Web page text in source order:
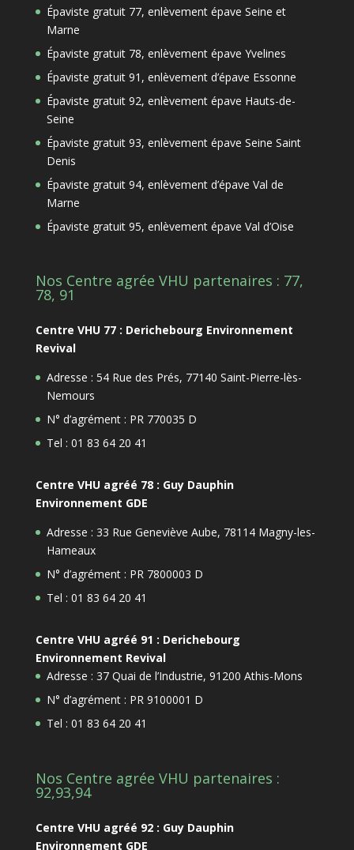
Épaviste gratuit 77, enlèvement épave Seine et
Marne
Épaviste gratuit 78, enlèvement épave Yvelines
Épaviste gratuit 91, enlèvement d’épave Essonne
Épaviste gratuit 92, enlèvement épave Hauts-de-
Seine
Épaviste gratuit 93, enlèvement épave Seine Saint
Denis
Épaviste gratuit 94, enlèvement d’épave Val de
Marne
Épaviste gratuit 95, enlèvement épave Val d’Oise
Nos Centre agrée VHU partenaires : 77,
78, 91
Centre VHU 77 : Derichebourg Environnement
Revival
Adresse : 54 Rue des Prés, 77140 Saint-Pierre-lès-
Nemours
N° d’agrément : PR 770035 D
Tel : 01 83 64 20 41
Centre VHU agréé 78 : Guy Dauphin
Environnement GDE
Adresse : 33 Rue Geneviève Aube, 78114 Magny-les-
Hameaux
N° d’agrément : PR 7800003 D
Tel : 01 83 64 20 41
Centre VHU agréé 91 : Derichebourg
Environnement Revival
Adresse : 37 Quai de l’Industrie, 91200 Athis-Mons
N° d’agrément : PR 9100001 D
Tel : 01 83 64 20 41
Nos Centre agrée VHU partenaires :
92,93,94
Centre VHU agréé 92 : Guy Dauphin
Environnement GDE